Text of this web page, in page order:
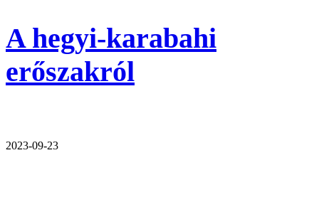
A hegyi-karabahi
erőszakról
2023-09-23